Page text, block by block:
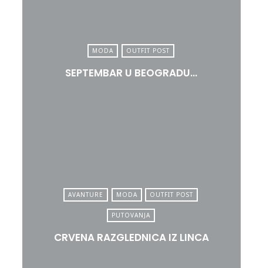
MODA OUTFIT POST
SEPTEMBAR U BEOGRADU…
AVANTURE MODA OUTFIT POST
PUTOVANJA
CRVENA RAZGLEDNICA IZ LINCA